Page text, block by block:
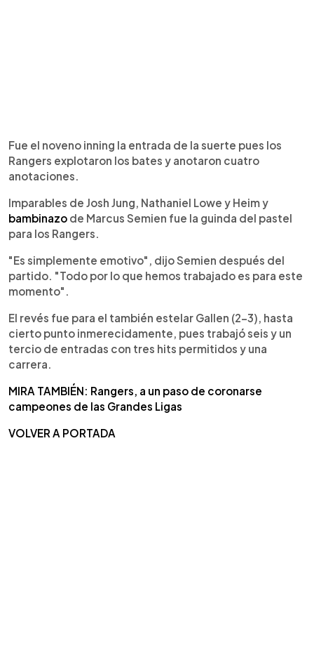
Fue el noveno inning la entrada de la suerte pues los
Rangers explotaron los bates y anotaron cuatro
anotaciones.
Imparables de Josh Jung, Nathaniel Lowe y Heim y
bambinazo de Marcus Semien fue la guinda del pastel
para los Rangers.
"Es simplemente emotivo", dijo Semien después del
partido. "Todo por lo que hemos trabajado es para este
momento".
El revés fue para el también estelar Gallen (2-3), hasta
cierto punto inmerecidamente, pues trabajó seis y un
tercio de entradas con tres hits permitidos y una
carrera.
MIRA TAMBIÉN: Rangers, a un paso de coronarse
campeones de las Grandes Ligas
VOLVER A PORTADA